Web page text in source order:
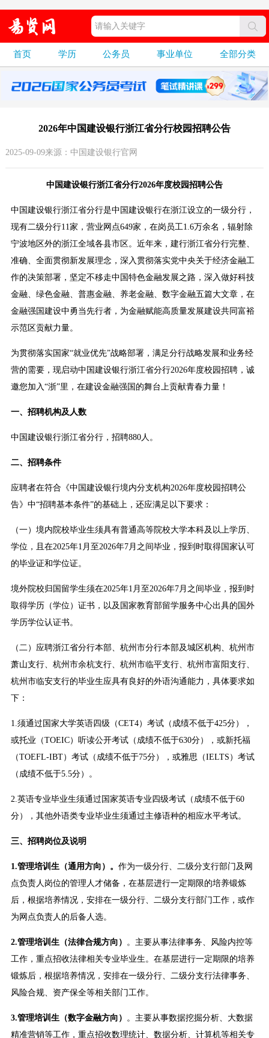
首页 学历 公务员 事业单位 全部分类
2026年中国建设银行浙江省分行校园招聘公告
2025-09-09来源：中国建设银行官网
中国建设银行浙江省分行2026年度校园招聘公告
中国建设银行浙江省分行是中国建设银行在浙江设立的一级分行，
现有二级分行11家，营业网点649家，在岗员工1.6万余名，辐射除
宁波地区外的浙江全域各县市区。近年来，建行浙江省分行完整、
准确、全面贯彻新发展理念，深入贯彻落实党中央关于经济金融工
作的决策部署，坚定不移走中国特色金融发展之路，深入做好科技
金融、绿色金融、普惠金融、养老金融、数字金融五篇大文章，在
金融强国建设中勇当先行者，为金融赋能高质量发展建设共同富裕
示范区贡献力量。
为贯彻落实国家“就业优先”战略部署，满足分行战略发展和业务经
营的需要，现启动中国建设银行浙江省分行2026年度校园招聘，诚
邀您加入“浙”里，在建设金融强国的舞台上贡献青春力量！
一、招聘机构及人数
中国建设银行浙江省分行，招聘880人。
二、招聘条件
应聘者在符合《中国建设银行境内分支机构2026年度校园招聘公
告》中“招聘基本条件”的基础上，还应满足以下要求：
（一）境内院校毕业生须具有普通高等院校大学本科及以上学历、
学位，且在2025年1月至2026年7月之间毕业，报到时取得国家认可
的毕业证和学位证。
境外院校归国留学生须在2025年1月至2026年7月之间毕业，报到时
取得学历（学位）证书，以及国家教育部留学服务中心出具的国外
学历学位认证书。
（二）应聘浙江省分行本部、杭州市分行本部及城区机构、杭州市
萧山支行、杭州市余杭支行、杭州市临平支行、杭州市富阳支行、
杭州市临安支行的毕业生应具有良好的外语沟通能力，具体要求如
下：
1.须通过国家大学英语四级（CET4）考试（成绩不低于425分），
或托业（TOEIC）听读公开考试（成绩不低于630分），或新托福
（TOEFL-IBT）考试（成绩不低于75分），或雅思（IELTS）考试
（成绩不低于5.5分）。
2.英语专业毕业生须通过国家英语专业四级考试（成绩不低于60
分），其他外语类专业毕业生须通过主修语种的相应水平考试。
三、招聘岗位及说明
1.管理培训生（通用方向）。 作为一级分行、二级分支行部门及网
点负责人岗位的管理人才储备，在基层进行一定期限的培养锻炼
后，根据培养情况，安排在一级分行、二级分支行部门工作，或作
为网点负责人的后备人选。
2.管理培训生（法律合规方向） 。主要从事法律事务、风险内控等
工作，重点招收法律相关专业毕业生。在基层进行一定期限的培养
锻炼后，根据培养情况，安排在一级分行、二级分支行法律事务、
风险合规、资产保全等相关部门工作。
3.管理培训生（数字金融方向） 。主要从事数据挖掘分析、大数据
精准营销等工作，重点招收数理统计、数据分析、计算机等相关专